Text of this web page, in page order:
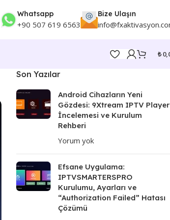
Whatsapp
+90 507 619 6563
Bize Ulaşın
₺
Son Yazılar
Android Cihazların Yeni
Gözdesi: 9Xtream IPTV Player
İncelemesi ve Kurulum
Rehberi
Yorum yok
Efsane Uygulama:
IPTVSMARTERSPRO
Kurulumu, Ayarları ve
“Authorization Failed” Hatası
Çözümü